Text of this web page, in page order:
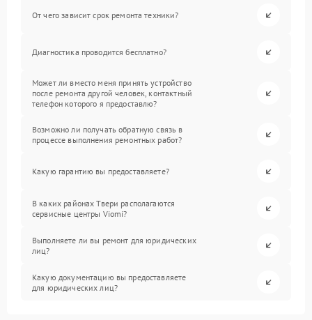
От чего зависит срок ремонта техники?
Диагностика проводится бесплатно?
Может ли вместо меня принять устройство
после ремонта другой человек, контактный
телефон которого я предоставлю?
Возможно ли получать обратную связь в
процессе выполнения ремонтных работ?
Какую гарантию вы предоставляете?
В каких районах Твери располагаются
сервисные центры Viomi?
Выполняете ли вы ремонт для юридических
лиц?
Какую документацию вы предоставляете
для юридических лиц?